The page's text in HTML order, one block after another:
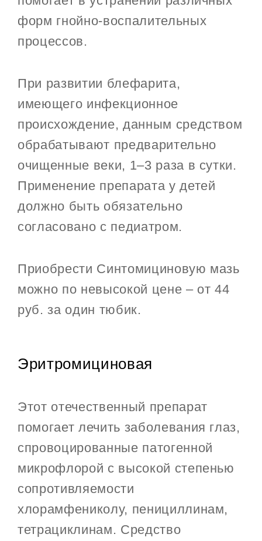
форм гнойно-воспалительных
процессов.
При развитии блефарита,
имеющего инфекционное
происхождение, данным средством
обрабатывают предварительно
очищенные веки, 1–3 раза в сутки.
Применение препарата у детей
должно быть обязательно
согласовано с педиатром.
Приобрести Синтомициновую мазь
можно по невысокой цене – от 44
руб. за один тюбик.
Эритромициновая
Этот отечественный препарат
помогает лечить заболевания глаз,
спровоцированные патогенной
микрофлорой с высокой степенью
сопротивляемости
хлорамфениколу, пенициллинам,
тетрациклинам. Средство